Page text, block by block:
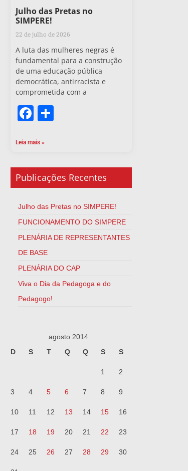
Julho das Pretas no
SIMPERE!
22 de julho de 2026
A luta das mulheres negras é
fundamental para a construção
de uma educação pública
democrática, antirracista e
comprometida com a
Facebook
Leia mais »
Publicações Recentes
Julho das Pretas no SIMPERE!
FUNCIONAMENTO DO SIMPERE
PLENÁRIA DE REPRESENTANTES
DE BASE
PLENÁRIA DO CAP
Viva o Dia da Pedagoga e do
Pedagogo!
agosto 2014
D
S T Q Q S S
1 2
3 4 5 6 7 8 9
10 11 12 13 14 15 16
17 18 19 20 21 22 23
24 25 26 27 28 29 30